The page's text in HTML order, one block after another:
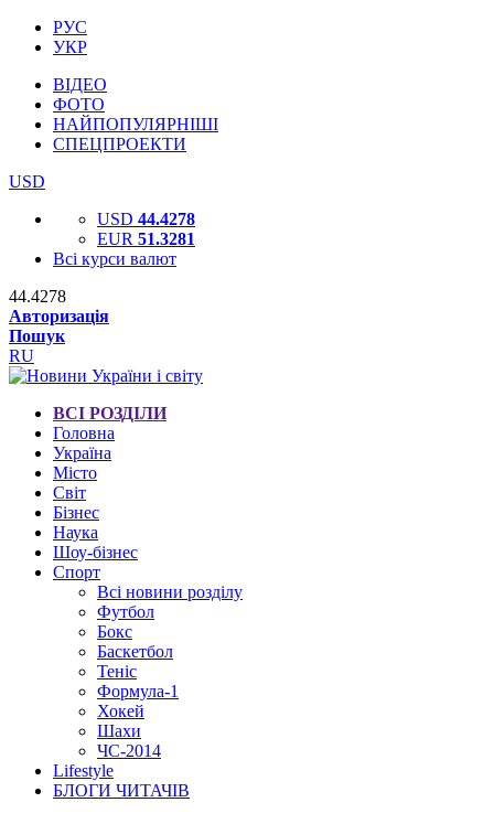
РУС
УКР
ВІДЕО
ФОТО
НАЙПОПУЛЯРНІШІ
СПЕЦПРОЕКТИ
USD
USD 44.4278
EUR 51.3281
Всі курси валют
44.4278
Авторизація
Пошук
RU
ВСІ РОЗДІЛИ
Головна
Україна
Місто
Світ
Бізнес
Наука
Шоу-бізнес
Спорт
Всі новини розділу
Футбол
Бокс
Баскетбол
Теніс
Формула-1
Хокей
Шахи
ЧС-2014
Lifestyle
БЛОГИ ЧИТАЧІВ